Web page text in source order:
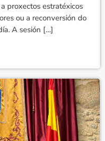
proxectos estratéxicos
ou a reconversión do
A sesión […]